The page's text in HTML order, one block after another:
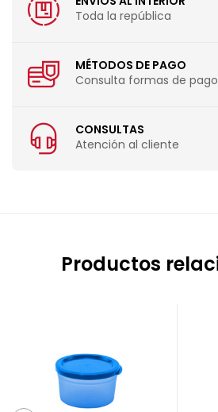
Toda la república
MÉTODOS DE PAGO
Consulta formas de pago
CONSULTAS
Atención al cliente
Productos